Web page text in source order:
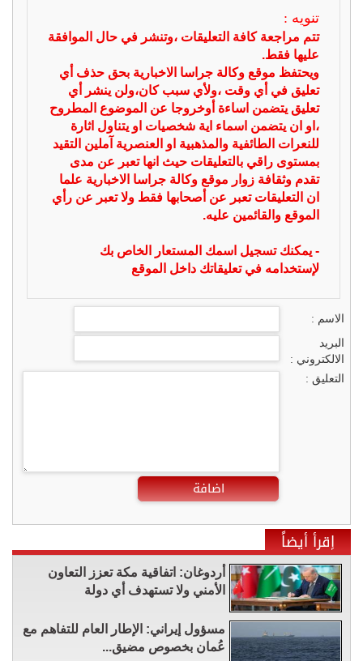
تنويه :
تتم مراجعة كافة التعليقات ،وتنشر في حال الموافقة
عليها فقط.
ويحتفظ موقع وكالة جراسا الاخبارية بحق حذف أي
تعليق في أي وقت ،ولأي سبب كان،ولن ينشر أي
تعليق يتضمن اساءة أوخروجا عن الموضوع المطروح
،او ان يتضمن اسماء اية شخصيات او يتناول اثارة
للنعرات الطائفية والمذهبية او العنصرية آملين التقيد
بمستوى راقي بالتعليقات حيث انها تعبر عن مدى
تقدم وثقافة زوار موقع وكالة جراسا الاخبارية علما
ان التعليقات تعبر عن أصحابها فقط ولا تعبر عن رأي
الموقع والقائمين عليه.
- يمكنك تسجيل اسمك المستعار الخاص بك
لإستخدامه في تعليقاتك داخل الموقع
الاسم :
البريد
الالكتروني :
التعليق :
اضافة
إقرأ أيضاً
أردوغان: اتفاقية مكة تعزز التعاون
الأمني ولا تستهدف أي دولة
مسؤول إيراني: الإطار العام للتفاهم مع
عُمان بخصوص مضيق...